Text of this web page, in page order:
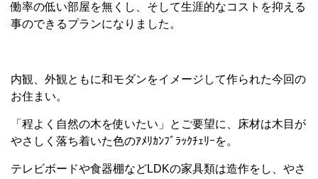
働率の低い部屋を無くし、そして生涯的なコストを抑える
事のできるプランになりました。
内観、外観ともに和モダンをイメージして作られた今回の
お住まい。
「程よく自然の木を使いたい」とご要望に、床材は木目が
やさしく落ち着いた色のｱﾒﾘｶﾝﾌﾞﾗｯｸﾁｪﾘｰを。
テレビボードや食器棚などLDKの家具類は造作をし、やさ